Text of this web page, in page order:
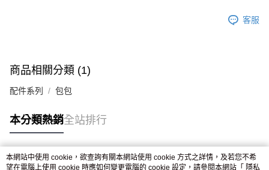
客服
商品相關分類 (1)
配件系列 包包
本分類熱銷全站排行
熱門標籤
本網站中使用 cookie，欲查詢有關本網站使用 cookie 方式之詳情，及若您不希
望在電腦上使用 cookie 時應如何變更電腦的 cookie 設定，請參閱本網站「 隱私